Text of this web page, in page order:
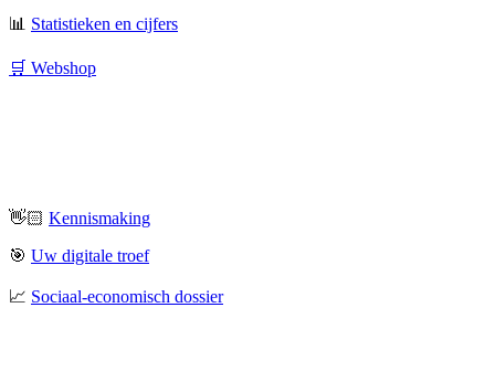
📊 Statistieken en cijfers
🛒 Webshop
👋🏻 Kennismaking
🎯 Uw digitale troef
📈 Sociaal-economisch dossier